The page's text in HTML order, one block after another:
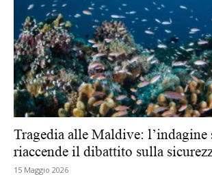
Tragedia alle Maldive:
riaccende il dibattito sulla
15 Maggio 2026